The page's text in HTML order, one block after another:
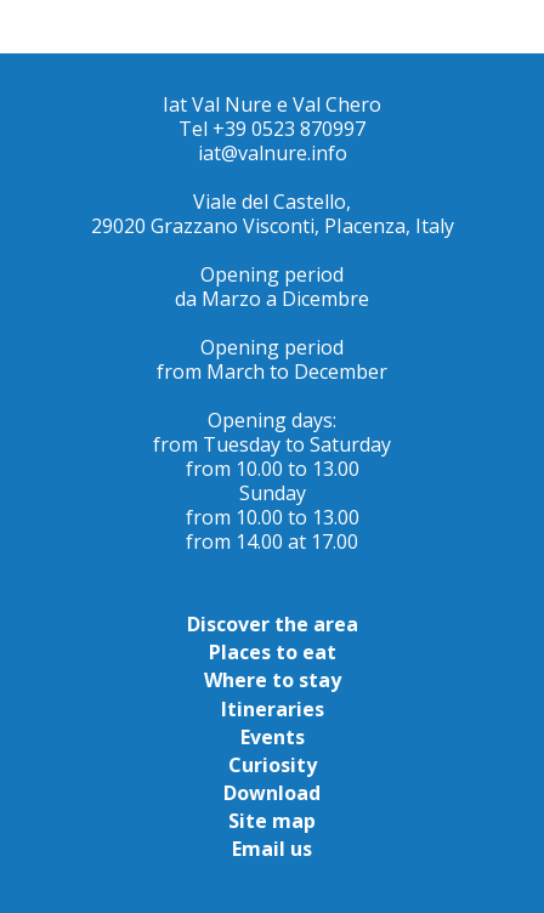
Iat Val Nure e Val Chero
Tel +39 0523 870997
iat@valnure.info
Viale del Castello,
29020 Grazzano Visconti, PIacenza, Italy
Opening period
da Marzo a Dicembre
Opening period
from March to December
Opening days:
from Tuesday to Saturday
from 10.00 to 13.00
Sunday
from 10.00 to 13.00
from 14.00 at 17.00
Discover the area
Places to eat
Where to stay
Itineraries
Events
Curiosity
Download
Site map
Email us